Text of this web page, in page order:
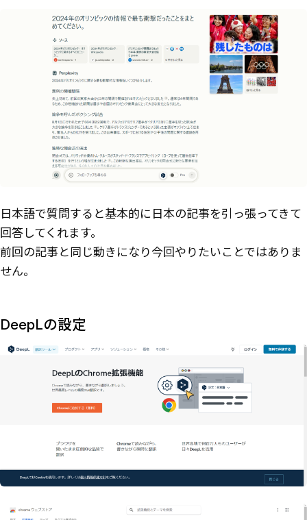
日本語で質問すると基本的に日本の記事を引っ張ってきて
回答してくれます。
前回の記事と同じ動きになり今回やりたいことではありま
せん。
DeepLの設定